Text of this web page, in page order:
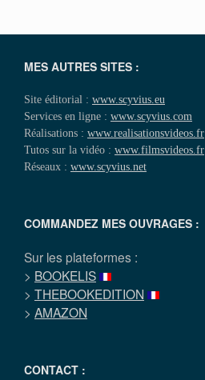
MES AUTRES SITES :
Site éditorial : www.scyvius.eu
Services en ligne : www.scyvius.com
Réalisations : www.realisationsvideos.fr
Tutos sur la vidéo : www.filmsvideos.fr
Réseaux : www.scyvius.net
COMMANDEZ MES OUVRAGES :
Sur les plateformes :
> BOOKELIS
> THEBOOKEDITION
> AMAZON
CONTACT :